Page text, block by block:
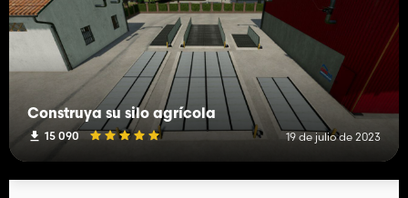
Construya su silo agrícola
15 090 19 de julio de 2023